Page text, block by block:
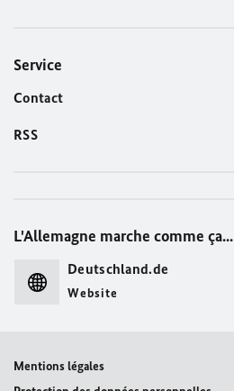
Service
Contact
RSS
L'Allemagne marche comme ça...
Deutschland.de
Website
Mentions légales